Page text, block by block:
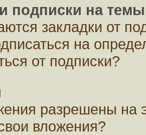
подписки на темы
закладки от
на
от подписки?
разрешены на
вложения?